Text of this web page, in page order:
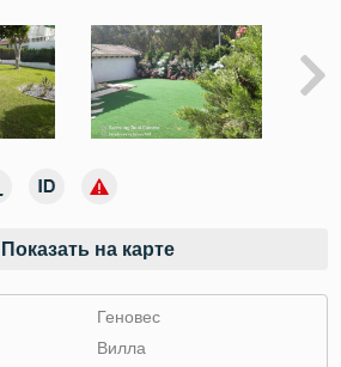
Показать на карте
Геновес
Вилла